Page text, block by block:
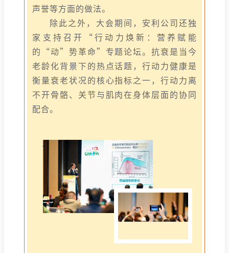
声誉等方面的做法。
除此之外，大会期间，安利公司还独
家支持召开“行动力焕新：营养赋能
的“动”势革命”专题论坛。抗衰是当今
老龄化背景下的热点话题，行动力健康是
衡量衰老状况的核心指标之一，行动力离
不开骨骼、关节与肌肉在身体层面的协同
配合。